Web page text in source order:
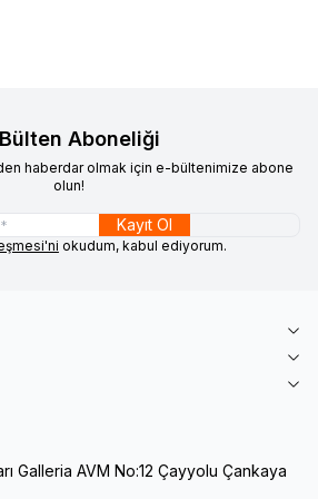
Aboneliği
haberdar olmak için e-bültenimize abone
olun!
Kayıt Ol
okudum, kabul ediyorum.
Galleria AVM No:12 Çayyolu Çankaya